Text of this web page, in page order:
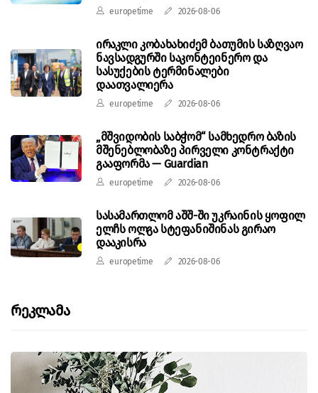
europetime 2026-08-06
ირაკლი კობახახიძემ ბათუმის საზღვაო
ნავსადგურში საკონტეინერო და
სასუქების ტერმინალები
დაათვალიერა
europetime 2026-08-06
„მშვიდობის საბჭომ“ სამხედრო ბაზის
მშენებლობაზე პირველი კონტრაქტი
გააფორმა — Guardian
europetime 2026-08-06
სასამართლომ აშშ-ში უკრაინის ყოფილ
ელჩს ოლგა სტეფანიშინას გირაო
დააკისრა
europetime 2026-08-06
Რეკლამა